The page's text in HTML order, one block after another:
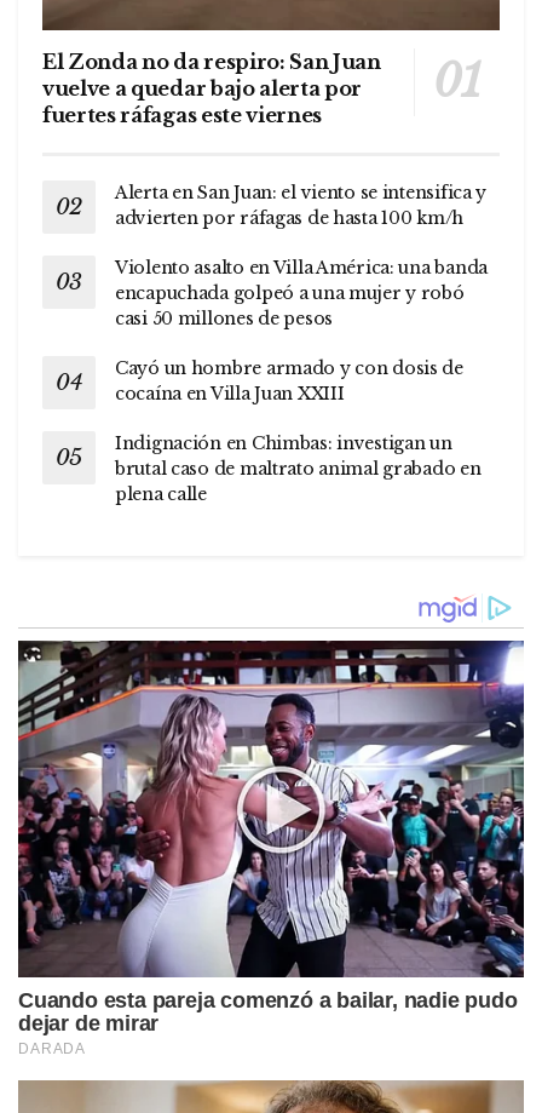
El Zonda no da respiro: San Juan
vuelve a quedar bajo alerta por
fuertes ráfagas este viernes
Alerta en San Juan: el viento se intensifica y
advierten por ráfagas de hasta 100 km/h
Violento asalto en Villa América: una banda
encapuchada golpeó a una mujer y robó
casi 50 millones de pesos
Cayó un hombre armado y con dosis de
cocaína en Villa Juan XXIII
Indignación en Chimbas: investigan un
brutal caso de maltrato animal grabado en
plena calle